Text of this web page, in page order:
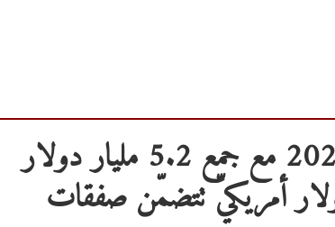
التكنولوجيا في أفريقيا تشهد ازدهاراً في 2021 مع جمع 5.2 مليار دولار
و6 مليارات دولار أمريكيّ تتضمّن صفقات